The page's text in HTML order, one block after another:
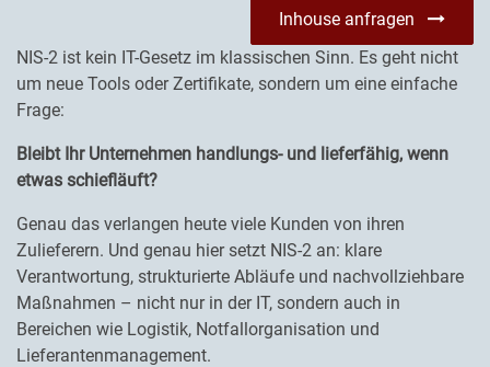
Inhouse anfragen
NIS-2 ist kein IT-Gesetz im klassischen Sinn. Es geht nicht
um neue Tools oder Zertifikate, sondern um eine einfache
Frage:
Bleibt Ihr Unternehmen handlungs- und lieferfähig, wenn
etwas schiefläuft?
Genau das verlangen heute viele Kunden von ihren
Zulieferern. Und genau hier setzt NIS-2 an: klare
Verantwortung, strukturierte Abläufe und nachvollziehbare
Maßnahmen – nicht nur in der IT, sondern auch in
Bereichen wie Logistik, Notfallorganisation und
Lieferantenmanagement.